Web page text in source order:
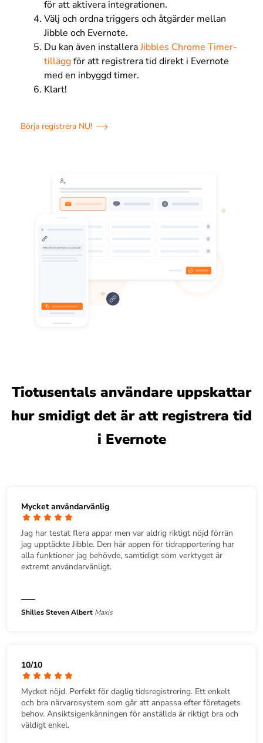
för att aktivera integrationen.
Välj och ordna triggers och åtgärder mellan
Jibble och Evernote.
Du kan även installeraJibbles Chrome Timer-
tilläggför att registrera tid direkt i Evernote
med en inbyggd timer.
Klart!
Börja registrera NU!
Tiotusentals användare uppskattar
hur smidigt det är att registrera tid
i Evernote
Mycket användarvänlig
Jag har testat flera appar men var aldrig riktigt nöjd förrän
jag upptäckte Jibble. Den här appen för tidrapportering har
alla funktioner jag behövde, samtidigt som verktyget är
extremt användarvänligt.
Shilles Steven Albert Maxis
10/10
Mycket nöjd. Perfekt för daglig tidsregistrering. Ett enkelt
och bra närvarosystem som går att anpassa efter företagets
behov. Ansiktsigenkänningen för anställda är riktigt bra och
väldigt enkel.